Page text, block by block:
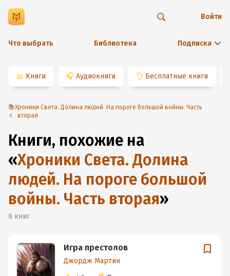
Что выбрать Библиотека Подписка
Войти
📖 Книги 🎧 Аудиокниги 👌 Бесплатные книги
📚Хроники Света. Долина людей. На пороге большой войны. Часть
вторая
Книги, похожие на
«Хроники Света. Долина
людей. На пороге большой
войны. Часть вторая»
8 книг
Игра престолов
Джордж Мартин